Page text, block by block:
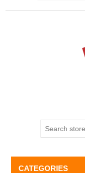
CATEGORIES